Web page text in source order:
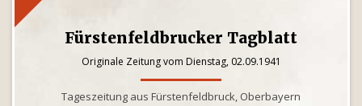
Fürstenfeldbrucker Tagblatt
Originale Zeitung vom Dienstag, 02.09.1941
Tageszeitung aus Fürstenfeldbruck, Oberbayern